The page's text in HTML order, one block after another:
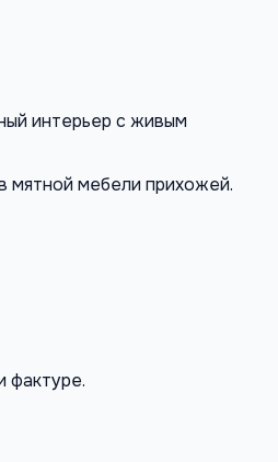
интерьер с живым
мятной мебели прихожей.
фактуре.